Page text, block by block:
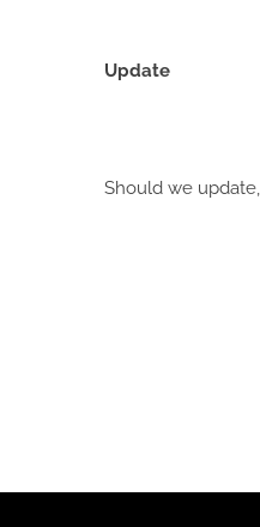
Update
Should we